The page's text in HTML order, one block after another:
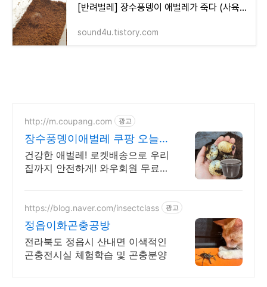
[반려벌레] 장수풍뎅이 애벌레가 죽다 (사육환경이 안 좋았나보다)
sound4u.tistory.com
http://m.coupang.com 광고
장수풍뎅이애벌레 쿠팡 오늘
주문 내일 도착
건강한 애벌레! 로켓배송으로 우리
집까지 안전하게! 와우회원 무료배
https://blog.naver.com/insectclass 광고
정읍이화곤충공방
전라북도 정읍시 산내면 이색적인
곤충전시실 체험학습 및 곤충분양